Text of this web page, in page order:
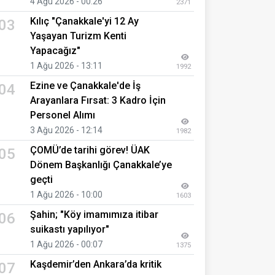
2371
Kılıç "Çanakkale'yi 12 Ay
Yaşayan Turizm Kenti
Yapacağız"
1 Ağu 2026 - 13:11 1992
Ezine ve Çanakkale'de İş
Arayanlara Fırsat: 3 Kadro İçin
Personel Alımı
3 Ağu 2026 - 12:14 1982
ÇOMÜ’de tarihi görev! ÜAK
Dönem Başkanlığı Çanakkale’ye
geçti
1 Ağu 2026 - 10:00 1603
Şahin; "Köy imamımıza itibar
suikastı yapılıyor"
1 Ağu 2026 - 00:07 1375
Kaşdemir’den Ankara’da kritik